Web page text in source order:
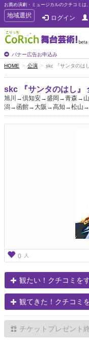
お薦め演劇・ミュージカルのクチコミは
T
o
g
g
e
n
a
v
i
g
a
地域選択 ログイン
バナー広告お申込み
HOME 公演 skc 『サンタのは
skc 『サンタのはし』
旭川→倶知安→盛岡→青森→
潟→函館→大阪→高知→松山
0 人
観たい！クチコミを
観てきた！クチコミ
チケットプレゼント